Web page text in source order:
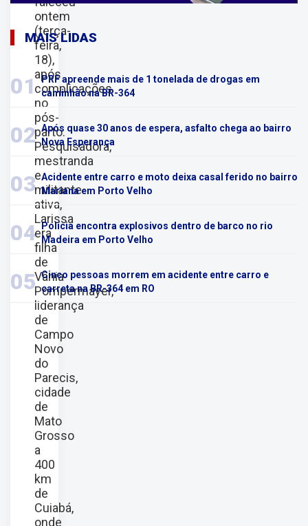
ontem
(terça-
feira,
18),
após
complicações
no
pós-
parto.
Pesquisadora,
mestranda
e
militante
ativa,
Larissa
era
filha
de
Vânia
Pompermayer,
liderança
de
Campo
Novo
do
Parecis,
cidade
de
Mato
Grosso
a
400
km
de
Cuiabá,
onde
MAIS LIDAS
01 PRF apreende mais de 1 tonelada de drogas em
caminhão na BR-364
02 Após quase 30 anos de espera, asfalto chega ao bairro
Nova Esperança
03 Acidente entre carro e moto deixa casal ferido no bairro
Mariana em Porto Velho
04 Polícia encontra explosivos dentro de barco no rio
Madeira em Porto Velho
05 Cinco pessoas morrem em acidente entre carro e
carreta na BR-364 em RO